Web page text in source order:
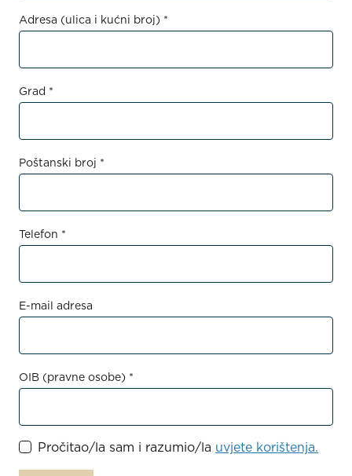
Adresa (ulica i kućni broj) *
Grad *
Poštanski broj *
Telefon *
E-mail adresa
OIB (pravne osobe) *
Pročitao/la sam i razumio/la uvjete korištenja.